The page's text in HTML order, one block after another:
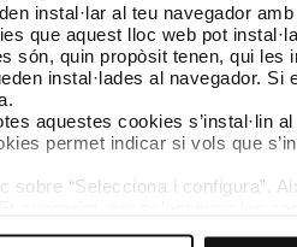
instal·lar al teu navegador
que aquest lloc web pot
són, quin propòsit tenen, qui les
instal·lades al navegador. Si
aquestes cookies s’instal·lin
permet indicar si vols que
“Selecciona i configura”.
ara l’idioma) i milloren la
Contacta
Accessibilitat Mapa web